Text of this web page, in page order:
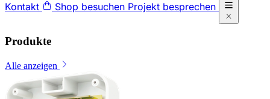
Kontakt
Shop besuchen Projekt besprechen
Produkte
Alle anzeigen